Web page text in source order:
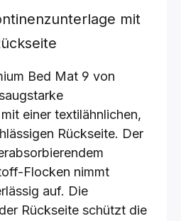
mit
Bed Mat 9 von
einer textilähnlichen,
Rückseite. Der
Flocken nimmt
auf. Die
Rückseite schützt die